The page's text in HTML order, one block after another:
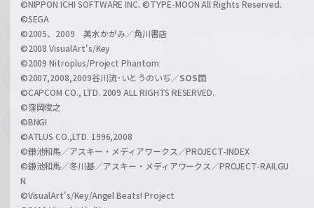
n
l
©NIPPON ICHI SOFTWARE INC. ©TYPE-MOON All Rights Reserved.
©SEGA
©2005、2009 美水かがみ／角川書店
©2008 VisualArt's/Key
©2009 Nitroplus/Project Phantom
©2007,2008,2009谷川流･いとうのいぢ／SOS団
©CAPCOM CO., LTD. 2009 ALL RIGHTS RESERVED.
©窪岡俊之
©BNGI
©ATLUS CO.,LTD. 1996,2008
©鎌池和馬／アスキー・メディアワークス／PROJECT-INDEX
©鎌池和馬／冬川基／アスキー・メディアワークス／PROJECT-RAILGU
N
©VisualArt's/Key/Angel Beats! Project